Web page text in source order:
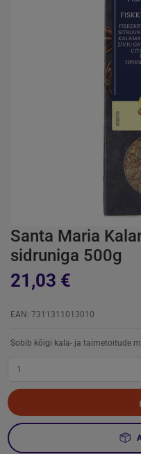
Santa Maria
sidruniga 500g
21,03 €
EAN: 7311311013010
Sobib kõigi kala- ja taimetoitude